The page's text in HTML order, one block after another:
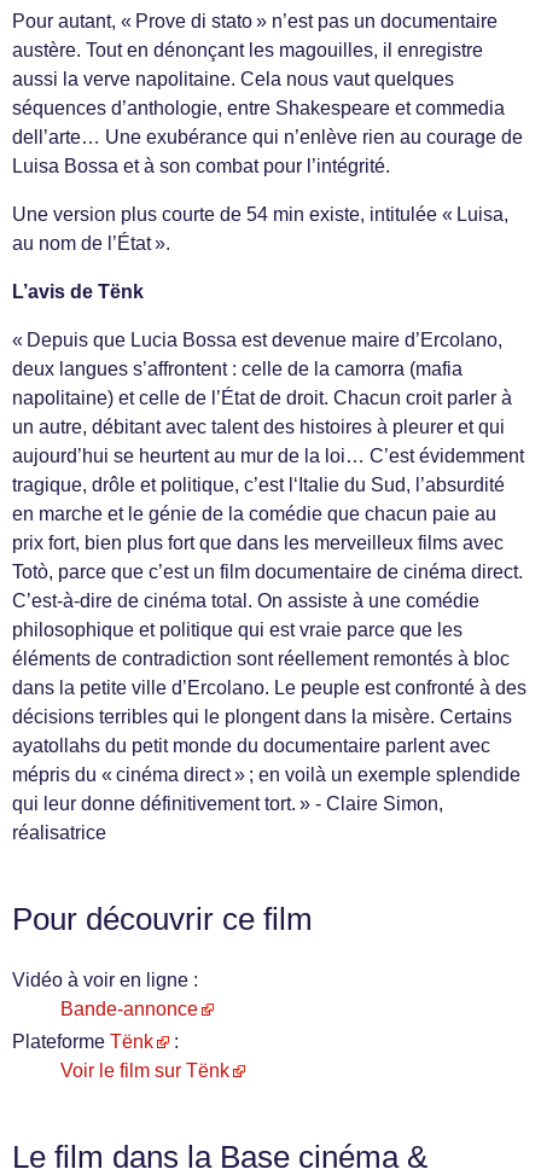
Pour autant, « Prove di stato » n’est pas un documentaire
austère. Tout en dénonçant les magouilles, il enregistre
aussi la verve napolitaine. Cela nous vaut quelques
séquences d’anthologie, entre Shakespeare et commedia
dell’arte… Une exubérance qui n’enlève rien au courage de
Luisa Bossa et à son combat pour l’intégrité.
Une version plus courte de 54 min existe, intitulée « Luisa,
au nom de l’État ».
L’avis de Tënk
« Depuis que Lucia Bossa est devenue maire d’Ercolano,
deux langues s’affrontent : celle de la camorra (mafia
napolitaine) et celle de l’État de droit. Chacun croit parler à
un autre, débitant avec talent des histoires à pleurer et qui
aujourd’hui se heurtent au mur de la loi… C’est évidemment
tragique, drôle et politique, c’est l‘Italie du Sud, l’absurdité
en marche et le génie de la comédie que chacun paie au
prix fort, bien plus fort que dans les merveilleux films avec
Totò, parce que c’est un film documentaire de cinéma direct.
C’est-à-dire de cinéma total. On assiste à une comédie
philosophique et politique qui est vraie parce que les
éléments de contradiction sont réellement remontés à bloc
dans la petite ville d’Ercolano. Le peuple est confronté à des
décisions terribles qui le plongent dans la misère. Certains
ayatollahs du petit monde du documentaire parlent avec
mépris du « cinéma direct » ; en voilà un exemple splendide
qui leur donne définitivement tort. » - Claire Simon,
réalisatrice
Pour découvrir ce film
Vidéo à voir en ligne :
Bande-annonce
Plateforme Tënk
:
Voir le film sur Tënk
Le film dans la Base cinéma &